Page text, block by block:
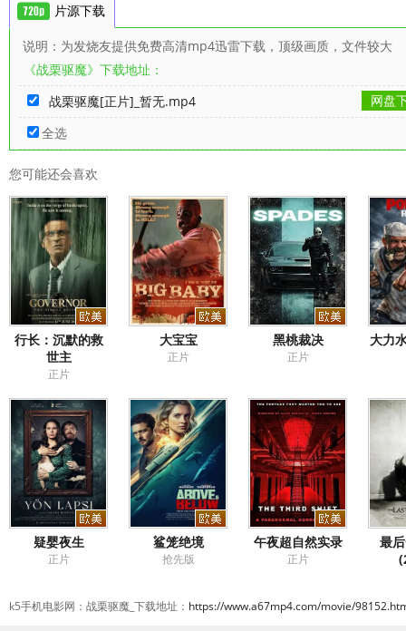
片源下载
说明：为发烧友提供免费高清mp4迅雷下载，顶级画质，文件较大
《战栗驱魔》下载地址：
战栗驱魔[正片]_暂无.mp4
网盘
全选
您可能还会喜欢
行长：沉默的救
世主
正片
大宝宝
正片
黑桃裁决
正片
大力
疑婴夜生
正片
鲨笼绝境
抢先版
午夜超自然实录
正片
最
k5手机电影网：战栗驱魔_下载地址： https://www.a67mp4.com/movie/